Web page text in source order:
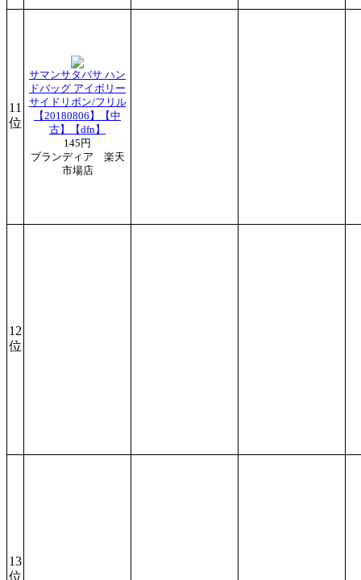
11
位
サマンサタバサ ハン
ドバッグ アイボリー
サイドリボン/フリル
【20180806】【中
古】【dfn】
145円
ブランディア 楽天
市場店
12
位
13
位